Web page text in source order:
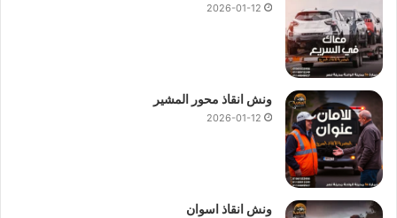
2026-01-12
ونش انقاذ محور المشير
2026-01-12
ونش انقاذ اسوان